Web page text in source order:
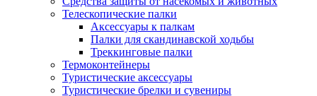
Телескопические палки
Аксессуары к палкам
Палки для скандинавской ходьбы
Треккинговые палки
Термоконтейнеры
Туристические аксессуары
Туристические брелки и сувениры